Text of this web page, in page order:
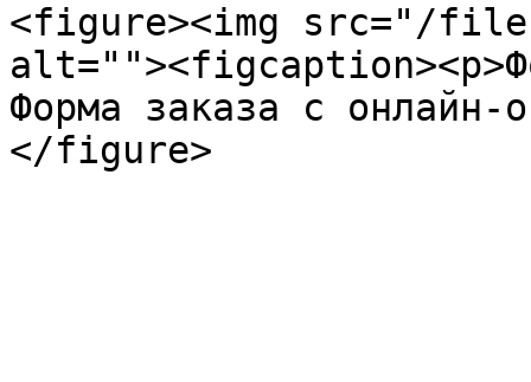
<figure><img src="/files/
Форма заказа с